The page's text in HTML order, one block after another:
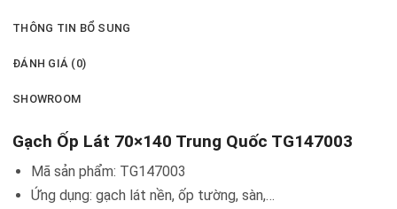
THÔNG TIN BỔ SUNG
ĐÁNH GIÁ (0)
SHOWROOM
Gạch Ốp Lát 70×140 Trung Quốc TG147003
Mã sản phẩm: TG147003
Ứng dụng: gạch lát nền, ốp tường, sàn,…